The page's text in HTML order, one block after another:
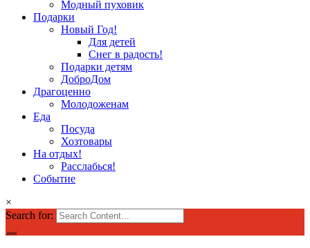
Модный пуховик
Подарки
Новый Год!
Для детей
Снег в радость!
Подарки детям
ДоброДом
Драгоценно
Молодоженам
Еда
Посуда
Хозтовары
На отдых!
Расслабься!
Событие
×
Search for: